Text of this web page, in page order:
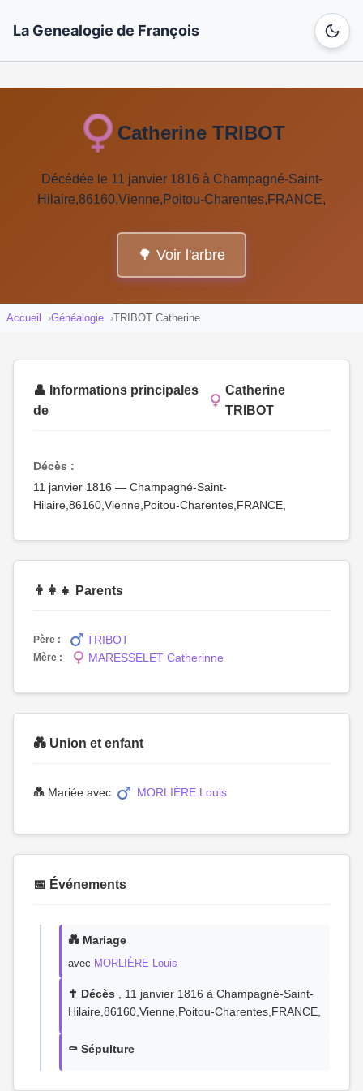
La Genealogie de François
Catherine TRIBOT
Décédée le 11 janvier 1816 à Champagné-Saint-
Hilaire,86160,Vienne,Poitou-Charentes,FRANCE,
🌳 Voir l'arbre
Accueil Généalogie TRIBOT Catherine
👤 Informations principales
de
Catherine
TRIBOT
Décès :
11 janvier 1816 — Champagné-Saint-
Hilaire,86160,Vienne,Poitou-Charentes,FRANCE,
👨‍👩‍👧 Parents
Père : TRIBOT
Mère : MARESSELET Catherinne
💑 Union et enfant
💑 Mariée avec MORLIÈRE Louis
📅 Événements
💑 Mariage
avec MORLIÈRE Louis
✝️ Décès , 11 janvier 1816 à Champagné-Saint-
Hilaire,86160,Vienne,Poitou-Charentes,FRANCE,
⚰️ Sépulture